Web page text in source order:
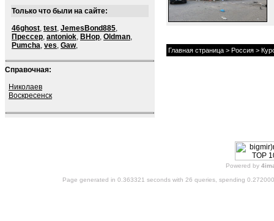
Только что были на сайте:
46ghost, test, JemesBond885,
Прессер, antoniok, BHop, Oldman,
Pumcha, ves, Gaw,
Справочная:
Николаев
Воскресенск
Главная страница > Россия >
Powered by
Page generated in 0.363321 seconds with 26 queries, spending